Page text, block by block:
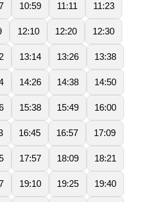
10:59 11:11 11:23
12:10 12:20 12:30
13:14 13:26 13:38
14:26 14:38 14:50
15:38 15:49 16:00
16:45 16:57 17:09
17:57 18:09 18:21
19:10 19:25 19:40